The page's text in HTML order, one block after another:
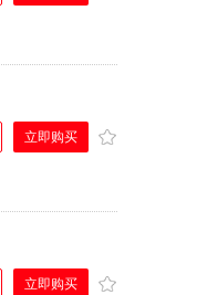
立即购买
立即购买